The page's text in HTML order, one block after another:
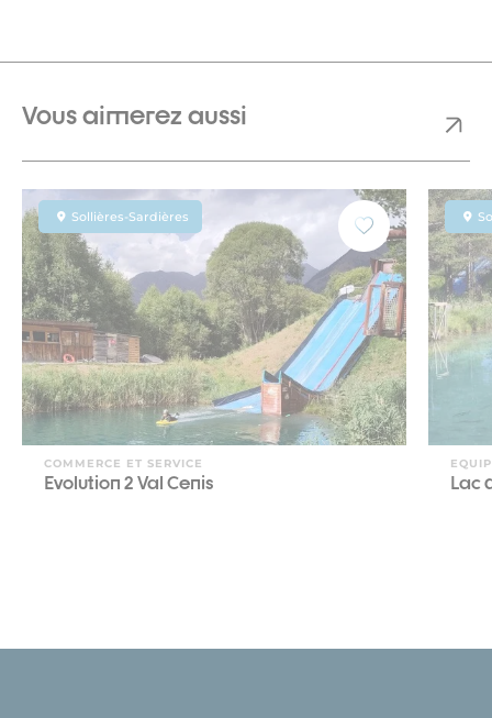
Vous aimerez aussi
Sollières-Sardières
COMMERCE ET SERVICE
Evolution 2 Val Cenis Lac